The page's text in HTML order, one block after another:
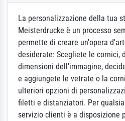
La personalizzazione della tua
Meisterdrucke è un processo
permette di creare un'opera
desiderate: Scegliete le cornici,
dimensioni dell'immagine,
e aggiungete le vetrate o la
ulteriori opzioni di
filetti e distanziatori. Per
servizio clienti è a disposizione